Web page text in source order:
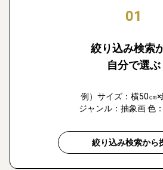
01
絞り込み検索
自分で選ぶ
例）サイズ：横50㎝×
ジャンル：抽象画 色
絞り込み検索から